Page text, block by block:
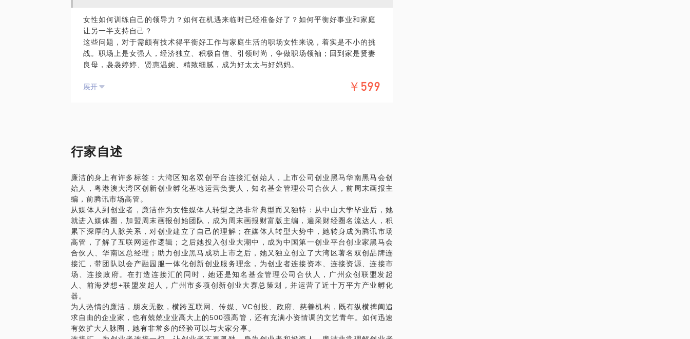
女性如何训练自己的领导力？如何在机遇来临时已经准备好了？如何平衡好事业和家庭
让另一半支持自己？
这些问题，对于需颇有技术得平衡好工作与家庭生活的职场女性来说，着实是不小的挑
战。职场上是女强人，经济独立、积极自信、引领时尚，争做职场领袖；回到家是贤妻
良母，袅袅婷婷、贤惠温婉、精致细腻，成为好太太与好妈妈。
同时拥有一个幸福家庭，有两个可爱的双胞胎孩子。关于职业女性如何发挥职场正能
展开 ￥599
行家自述
廉洁的身上有许多标签：大湾区知名双创平台连接汇创始人，上市公司创业黑马华南黑马会创
始人，粤港澳大湾区创新创业孵化基地运营负责人，知名基金管理公司合伙人，前周末画报主
编，前腾讯市场高管。
从媒体人到创业者，廉洁作为女性媒体人转型之路非常典型而又独特：从中山大学毕业后，她
就进入媒体圈，加盟周末画报创始团队，成为周末画报财富版主编，遍采财经圈名流达人，积
累下深厚的人脉关系，对创业建立了自己的理解；在媒体人转型大势中，她转身成为腾讯市场
高管，了解了互联网运作逻辑；之后她投入创业大潮中，成为中国第一创业平台创业家黑马会
合伙人、华南区总经理；助力创业黑马成功上市之后，她又独立创立了大湾区著名双创品牌连
接汇，带团队以会产融园服一体化创新创业服务理念，为创业者连接资本、连接资源、连接市
场、连接政府。在打造连接汇的同时，她还是知名基金管理公司合伙人，广州众创联盟发起
人、前海梦想+联盟发起人，广州市多项创新创业大赛总策划，并运营了近十万平方产业孵化
器。
为人热情的廉洁，朋友无数，横跨互联网、传媒、VC创投、政府、慈善机构，既有纵横捭阖追
求自由的企业家，也有兢兢业业高大上的500强高管，还有充满小资情调的文艺青年。如何迅速
有效扩大人脉圈，她有非常多的经验可以与大家分享。